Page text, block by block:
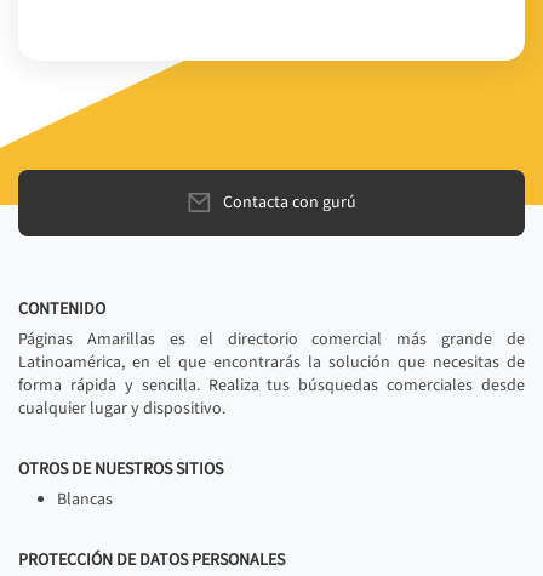
Contacta con gurú
CONTENIDO
Páginas Amarillas es el directorio comercial más grande de
Latinoamérica, en el que encontrarás la solución que necesitas de
forma rápida y sencilla. Realiza tus búsquedas comerciales desde
cualquier lugar y dispositivo.
OTROS DE NUESTROS SITIOS
Blancas
PROTECCIÓN DE DATOS PERSONALES